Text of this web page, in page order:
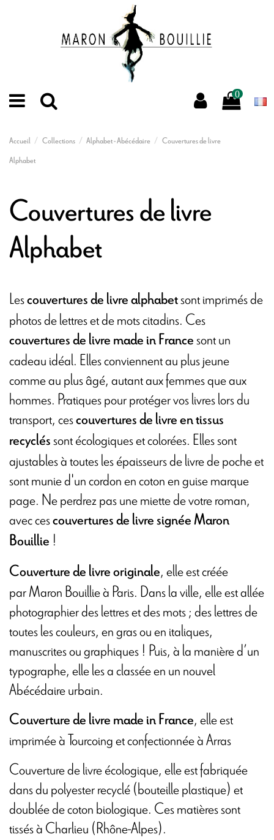
0
Accueil Collections Alphabet - Abécédaire
Couvertures de livre
Alphabet
Couvertures de livre
Alphabet
Lescouvertures de livre alphabetsont imprimés de
photos de lettres et de mots citadins. Ces
couvertures de livre made in Francesont un
cadeau idéal. Elles conviennent au plus jeune
comme au plus âgé, autant aux femmes que aux
hommes. Pratiques pour protéger vos livres lors du
transport, cescouvertures de livre en tissus
recycléssont écologiques et colorées. Elles sont
ajustables à toutes les épaisseurs de livre de poche et
sont munie d'un cordon en coton en guise marque
page. Ne perdrez pas une miette de votre roman,
avec cescouvertures de livre signée Maron
Bouillie !
Couverture de livre originale, elle est créée
par Maron Bouillie à Paris. Dans la ville, elle est allée
photographier des lettres et des mots ; des lettres de
toutes les couleurs, en gras ou en italiques,
manuscrites ou graphiques ! Puis, à la manière d’un
typographe, elle les a classée en un nouvel
Abécédaire urbain.
Couverture de livre made in France, elle est
imprimée à Tourcoing etconfectionnée à Arras
Couverture de livre écologique, elle est fabriquée
dans du polyester recyclé (bouteille plastique) et
doublée de coton biologique. Ces matières sont
tissés à Charlieu (Rhône-Alpes).